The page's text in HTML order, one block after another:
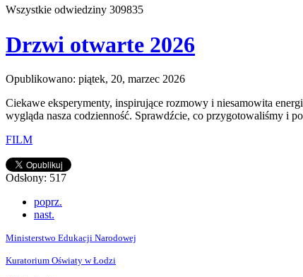
Wszystkie odwiedziny 309835
Drzwi otwarte 2026
Opublikowano: piątek, 20, marzec 2026
Ciekawe eksperymenty, inspirujące rozmowy i niesamowita
wygląda nasza codzienność. Sprawdźcie, co przygotowaliśmy i
FILM
Odsłony: 517
poprz.
nast.
Ministerstwo Edukacji Narodowej
Kuratorium Oświaty w Łodzi